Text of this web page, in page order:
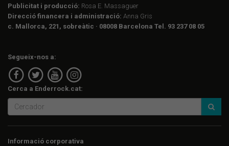
Publicitat i producció: Rosa E. Massaguer
Direcció financera i administració: Anna Gris
c. Mallorca, 221, sobreàtic · 08008 Barcelona Tel. 93 237 08 05
Segueix-nos a:
Cerca a Enderrock.cat:
Informació corporativa